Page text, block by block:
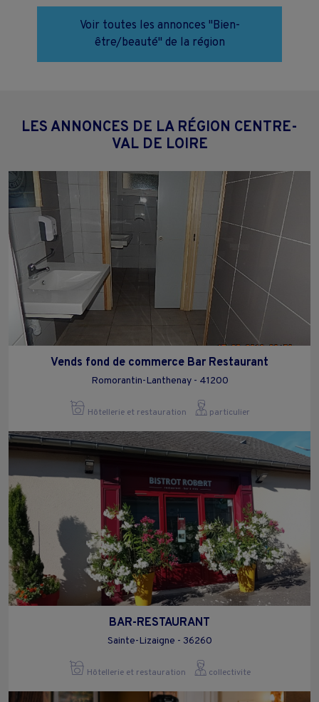
Voir toutes les annonces "Bien-
être/beauté" de la région
LES ANNONCES DE LA RÉGION CENTRE-
VAL DE LOIRE
Vends fond de commerce Bar Restaurant
Romorantin-Lanthenay - 41200
Hôtellerie et restauration particulier
BAR-RESTAURANT
Sainte-Lizaigne - 36260
Hôtellerie et restauration collectivite